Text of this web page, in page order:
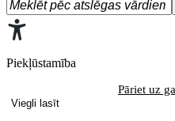
Piekļūstamība
Pāriet uz
Viegli lasīt